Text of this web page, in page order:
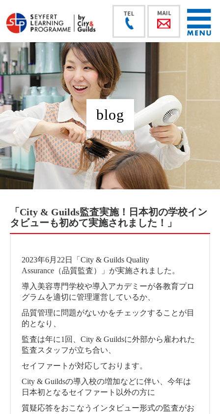
blog
「City & Guilds監査実施！日本初の学校イン
タビューも初めて実施されました！」
2023年6月22日「City & Guilds Quality
Assurance（品質監査）」が実施されました。
導入美容専門学校や導入アカデミーが各教育プロ
グラムを適切に管理運営しているか、
品質管理に問題がないかをチェックすることが目
的となり、
監査は年に1回、City & Guildsに外部から雇われた
監査スタッフが立ち合い、
セイファートが対応しております。
City & Guildsの導入校の増加などに伴い、今年は
日本初となるセイファート以外の方に
質疑応答をおこなうインタビュー形式の監査がお